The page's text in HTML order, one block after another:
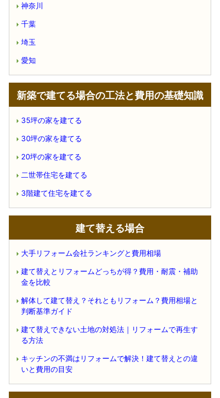
神奈川
千葉
埼玉
愛知
新築で建てる場合の工法と費用の基礎知識
35坪の家を建てる
30坪の家を建てる
20坪の家を建てる
二世帯住宅を建てる
3階建て住宅を建てる
建て替える場合
大手リフォーム会社ランキングと費用相場
建て替えとリフォームどっちが得？費用・耐震・補助
金を比較
解体して建て替え？それともリフォーム？費用相場と
判断基準ガイド
建て替えできない土地の対処法｜リフォームで再生す
る方法
キッチンの不満はリフォームで解決！建て替えとの違
いと費用の目安